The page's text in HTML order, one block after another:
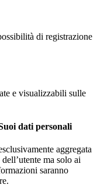
di registrazione
e visualizzabili sulle
dati personali
aggregata
ma solo ai
saranno